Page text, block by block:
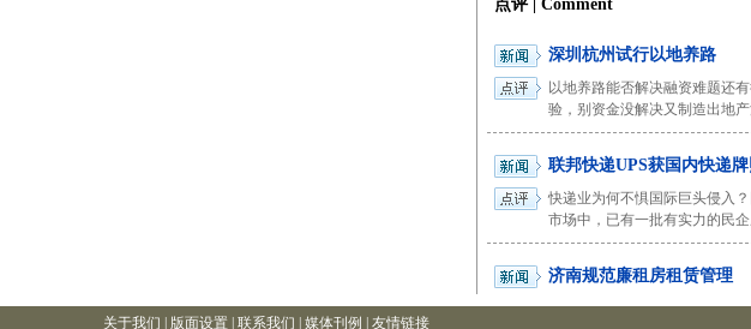
关于我们 | 版面设置 | 联系我们 | 媒体刊例 友情链接